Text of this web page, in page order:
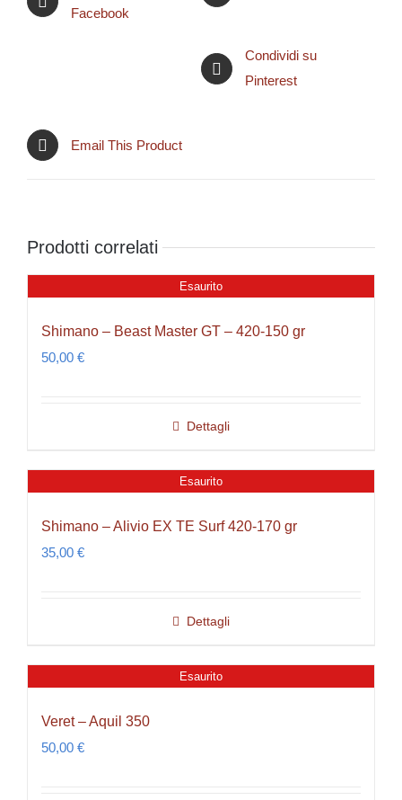
Facebook
Condividi su
Pinterest
Email This Product
Prodotti correlati
Esaurito
Shimano – Beast Master GT – 420-150 gr
50,00 €
Dettagli
Esaurito
Shimano – Alivio EX TE Surf 420-170 gr
35,00 €
Dettagli
Esaurito
Veret – Aquil 350
50,00 €